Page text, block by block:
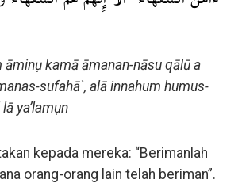
āminụ kamā āmanan-nāsu qālū a
sufahā`, alā innahum humus-
ya’lamụn
kepada mereka: “Berimanlah
orang-orang lain telah beriman”.